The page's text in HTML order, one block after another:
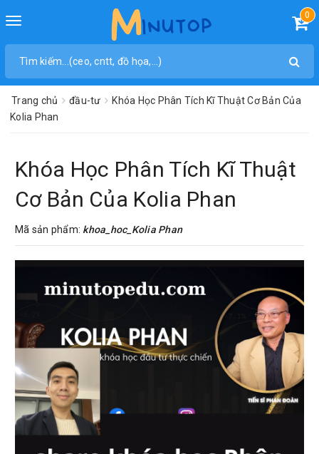
Toggle
0
Trang chủ đầu-tư
Khóa Học Phân Tích Kĩ Thuật Cơ Bản Của
Kolia Phan
Khóa Học Phân Tích Kĩ Thuật
Cơ Bản Của Kolia Phan
Mã sản phẩm: khoa_hoc_Kolia Phan